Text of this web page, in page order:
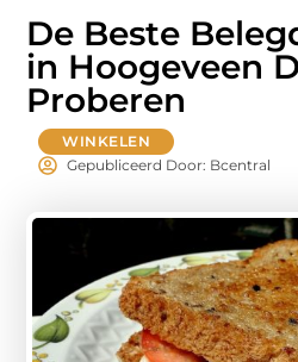
De Beste
in Hoogeveen
Proberen
WINKELEN
Gepubliceerd Door: Bcentral